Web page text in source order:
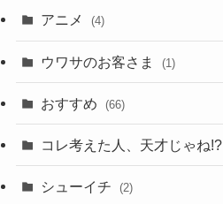
アニメ (4)
ウワサのお客さま (1)
おすすめ (66)
コレ考えた人、天才じゃね!?
シューイチ (2)